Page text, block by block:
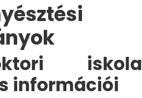
iskola
információi